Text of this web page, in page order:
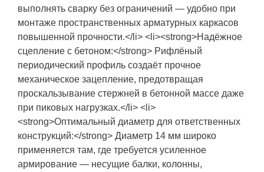
выполнять сварку без ограничений — удобно при
монтаже пространственных арматурных каркасов
повышенной прочности.</li> <li><strong>Надёжное
сцепление с бетоном:</strong> Рифлёный
периодический профиль создаёт прочное
механическое зацепление, предотвращая
проскальзывание стержней в бетонной массе даже
при пиковых нагрузках.</li> <li>
<strong>Оптимальный диаметр для ответственных
конструкций:</strong> Диаметр 14 мм широко
применяется там, где требуется усиленное
армирование — несущие балки, колонны,